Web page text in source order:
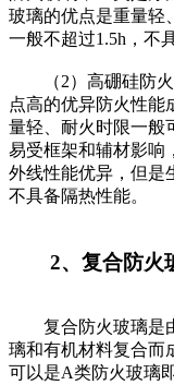
玻璃的优点是重量轻
一般不超过1.5h，不
（2）高硼硅防火
点高的优异防火性能
量轻、耐火时限一般
易受框架和辅材影响
外线性能优异，但是
不具备隔热性能。
2、复合防火
复合防火玻璃是由
璃和有机材料复合而
可以是A类防火玻璃